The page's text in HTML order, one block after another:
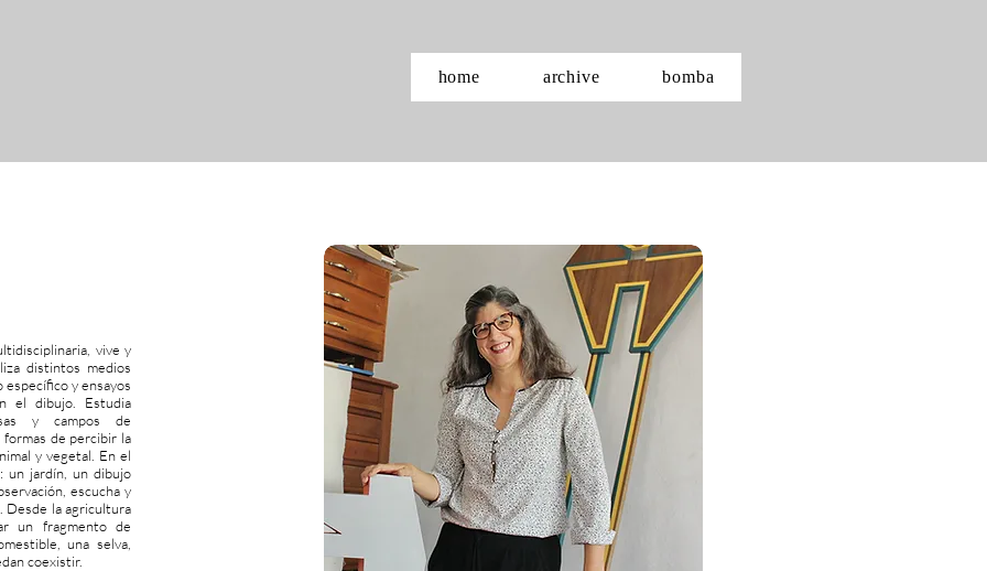
home archive bomba
vive y
distintos medios
y ensayos
el dibujo. Estudia
y campos de
de percibir la
y vegetal. En el
un jardín, un dibujo
escucha y
Desde la agricultura
un fragmento de
una selva,
coexistir.